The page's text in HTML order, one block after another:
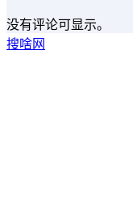
没有评论可显示。
搜啥网